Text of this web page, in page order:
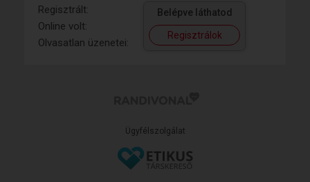
Regisztrált:
Online volt:
Olvasatlan üzenetei:
Belépve láthatod
Regisztrálok
Ügyfélszolgálat